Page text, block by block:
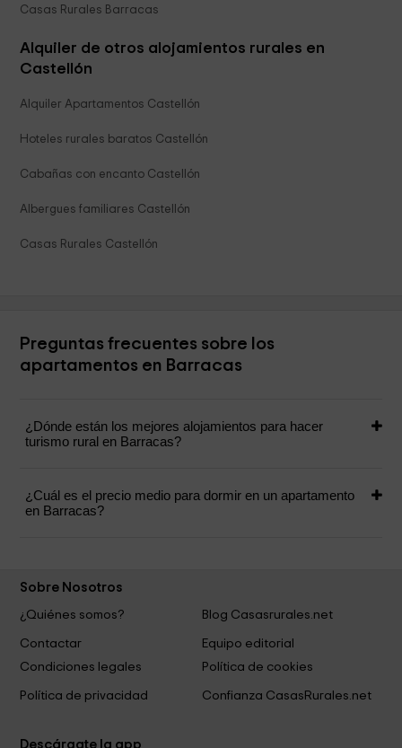
Casas Rurales Barracas
Alquiler de otros alojamientos rurales en
Castellón
Alquiler Apartamentos Castellón
Hoteles rurales baratos Castellón
Cabañas con encanto Castellón
Albergues familiares Castellón
Casas Rurales Castellón
Preguntas frecuentes sobre los
apartamentos en Barracas
¿Dónde están los mejores alojamientos para hacer
turismo rural en Barracas?
¿Cuál es el precio medio para dormir en un apartamento
en Barracas?
Sobre Nosotros
¿Quiénes somos?
Blog Casasrurales.net
Contactar
Equipo editorial
Condiciones legales
Política de cookies
Política de privacidad Confianza CasasRurales.net
Descárgate la app